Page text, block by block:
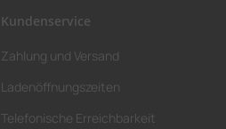
Kundenservice
Zahlung und Versand
Ladenöffnungszeiten
Telefonische Erreichbarkeit